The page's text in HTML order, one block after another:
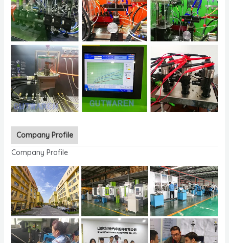
Company Profile
Company Profile